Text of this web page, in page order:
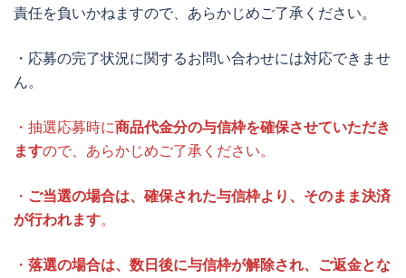
責任を負いかねますので、あらかじめご了承ください。
・応募の完了状況に関するお問い合わせには対応できませ
ん。
・抽選応募時に商品代金分の与信枠を確保させていただき
ますので、あらかじめご了承ください。
・ ご当選の場合は、確保された与信枠より、そのまま決済
が行われます。
・ 落選の場合は、数日後に与信枠が解除され、ご返金とな